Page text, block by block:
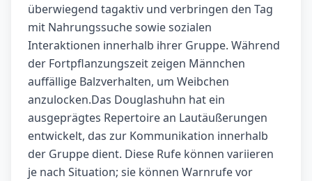
überwiegend tagaktiv und verbringen den Tag
mit Nahrungssuche sowie sozialen
Interaktionen innerhalb ihrer Gruppe. Während
der Fortpflanzungszeit zeigen Männchen
auffällige Balzverhalten, um Weibchen
anzulocken.Das Douglashuhn hat ein
ausgeprägtes Repertoire an Lautäußerungen
entwickelt, das zur Kommunikation innerhalb
der Gruppe dient. Diese Rufe können variieren
je nach Situation; sie können Warnrufe vor